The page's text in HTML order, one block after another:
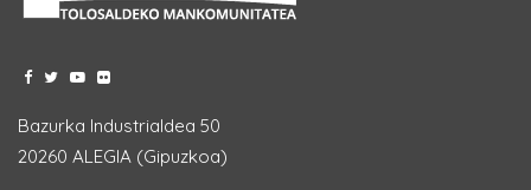
Bazurka Industrialdea 50
20260 ALEGIA (Gipuzkoa)